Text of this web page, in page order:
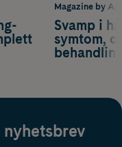
Magazine by
Svamp i
symtom,
nyhetsbrev